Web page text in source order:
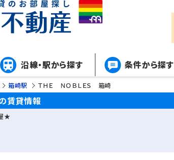
沿線・駅から探す 条件から探す
箱崎駅 ＴＨＥ ＮＯＢＬＥＳ 箱崎
賃貸情報
★